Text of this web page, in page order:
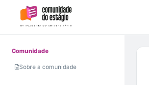
Comunidade
Sobre a comunidade